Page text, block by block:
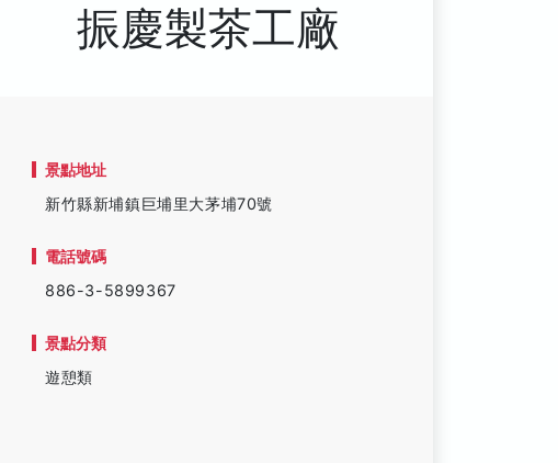
振慶製茶工廠
景點地址
新竹縣新埔鎮巨埔里大茅埔70號
電話號碼
886-3-5899367
景點分類
遊憩類